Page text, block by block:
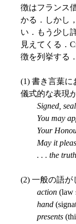
徴はフランス
かる．しかし
い．もう少し
見えてくる．
徴を列挙する．
(1) 書き言葉に
儀式的な表現
Signed,
You may
Your
May it
. . . the
(2) 一般の語が
action (law
hand
presents